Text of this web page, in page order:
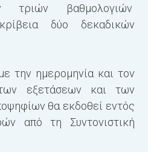
βαθμολογιών
δύο δεκαδικών
την ημερομηνία και τον
εξετάσεων και των
θα εκδοθεί εντός
από τη Συντονιστική